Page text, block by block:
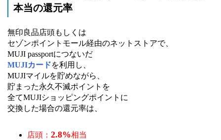
本当の還元率
無印良品店頭もしくは
セゾンポイントモール経由のネットストアで、
MUJI passportにつないだ
MUJIカードを利用し、
MUJIマイルを貯めながら、
貯まった永久不滅ポイントを
全てMUJIショッピングポイントに
交換した場合の還元率は、
店頭： 2.8%相当